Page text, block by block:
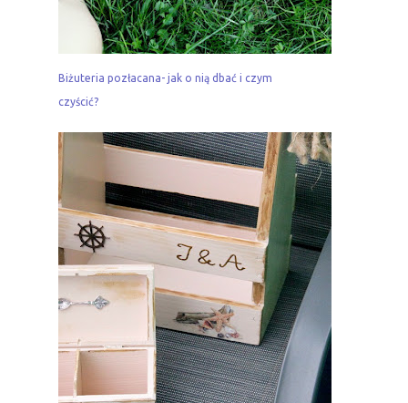
Biżuteria pozłacana- jak o nią dbać i czym
czyścić?